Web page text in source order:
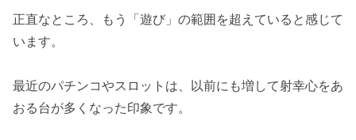
正直なところ、もう「遊び」の範囲を超えていると感じて
います。
最近のパチンコやスロットは、以前にも増して射幸心をあ
おる台が多くなった印象です。